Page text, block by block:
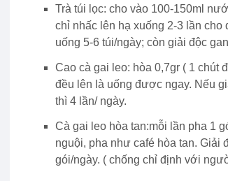
Trà túi lọc: cho vào 100-150ml
chỉ nhấc lên hạ xuống 2-3 lần
uống 5-6 túi/ngày; còn giải độc
Cao cà gai leo: hòa 0,7gr ( 1 chút
đều lên là uống được ngay. Nếu
thì 4 lần/ ngày.
Cà gai leo hòa tan:mỗi lần pha 1
nguội, pha như café hòa tan. Giải
gói/ngày. ( chống chỉ định với